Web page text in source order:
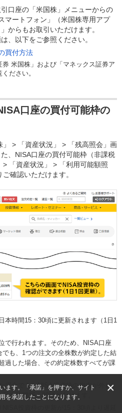
口座の「米国株」メニューからの
マートフォン」（米国株専用アプ
からもお取引いただけます。
、以下をご参照ください。
買付方法
券 米国株」および「マネックス証券ア
ださい。
口座の買付可能枠の
> 「資産状況」 > 「残高照会」画
、NISA口座の買付可能枠（非課税
「資産状況」 > 「利用可能額照
確認いただけます。
本時間15：30頃に更新されます（1日1
で行われます。そのため、NISA口座
も、1つの注文の全株数が約定した結
過した場合、その約定株数すべてが課
場合でも、NISA投資枠の拘束が外れ
本時間15：30頃となります。
投資枠の更新が15：30頃より遅延
ます。「承諾」を押すか、サイト
を承諾したことになります。
×